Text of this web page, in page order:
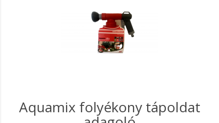
Aquamix folyékony tápoldat